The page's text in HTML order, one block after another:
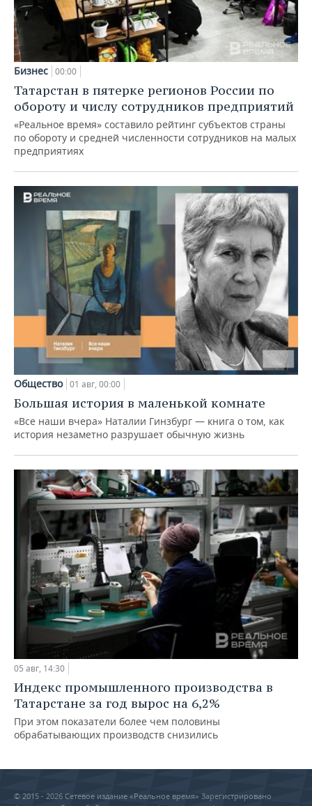
Бизнес 00:00
Татарстан в пятерке регионов России по
обороту и числу сотрудников предприятий
«Реальное время» составило рейтинг субъектов страны
по обороту и средней численности сотрудников на малых
предприятиях
Общество 01 авг, 00:00
Большая история в маленькой комнате
«Все наши вчера» Наталии Гинзбург — книга о том, как
история незаметно разрушает обычную жизнь
05 авг, 14:30
Индекс промышленного производства в
Татарстане за год вырос на 6,2%
При этом показатели более чем половины
обрабатывающих производств снизились
© 2015 - 2026 Сетевое издание «Реальное время» Зарегистрировано